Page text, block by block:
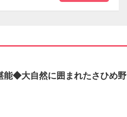
◆大自然に囲まれたさひめ野